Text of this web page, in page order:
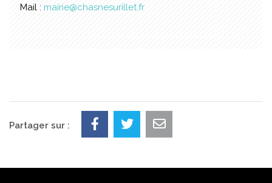
Mail : mairie@chasnesurillet.fr
Partager sur :